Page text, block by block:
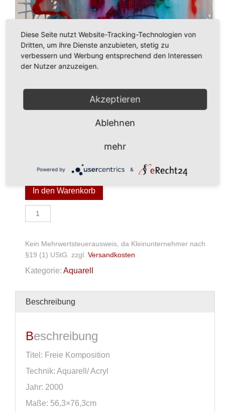
285,00€
In den Warenkorb
Aquarell/
Acryl
Kein Mehrwertsteuerausweis, da Kleinunternehmer nach
§19 (1) UStG.
zzgl. Versandkosten
Kategorie: Aquarell
Beschreibung
Beschreibung
Titel: Freie Komposition
Technik: Aquarell/ Acryl
Jahr: 2000
Maße: 56,3×76,3cm
Diese Seite nutzt Website-Tracking-Technologien von
Dritten, um ihre Dienste anzubieten, stetig zu
verbessern und Werbung entsprechend den Interessen
der Nutzer anzuzeigen.
Akzeptieren
Ablehnen
mehr
Powered by &